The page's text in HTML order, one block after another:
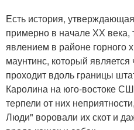
Есть история,
примерно в начале ХХ
явлением в районе горного
маунтинс, который является
проходит вдоль границы
Каролина на юго-востоке
терпели от них
Люди" воровали их скот и